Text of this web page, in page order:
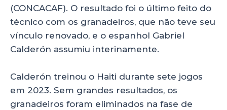
(CONCACAF). O resultado foi o último feito do
técnico com os granadeiros, que não teve seu
vínculo renovado, e o espanhol Gabriel
Calderón assumiu interinamente.
Calderón treinou o Haiti durante sete jogos
em 2023. Sem grandes resultados, os
granadeiros foram eliminados na fase de